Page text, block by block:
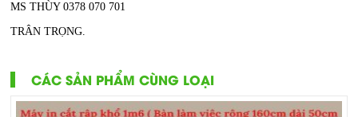
MS THÙY 0378 070 701
TRÂN TRỌNG.
CÁC SẢN PHẨM CÙNG LOẠI